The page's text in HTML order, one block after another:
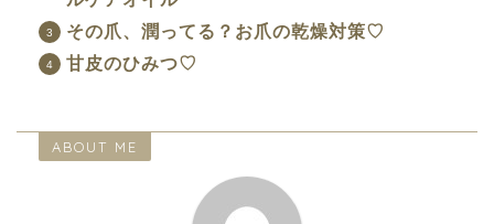
その爪、潤ってる？お爪の乾燥対策♡
甘皮のひみつ♡
ABOUT ME